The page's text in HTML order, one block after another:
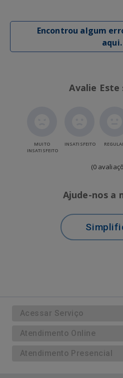
Encontrou algum
aqui.
Avalie Este
MUITO
INSATISFEITO
INSATISFEITO
(0
Ajude-nos a
Acessar Serviço
Atendimento Online
Atendimento Presencial